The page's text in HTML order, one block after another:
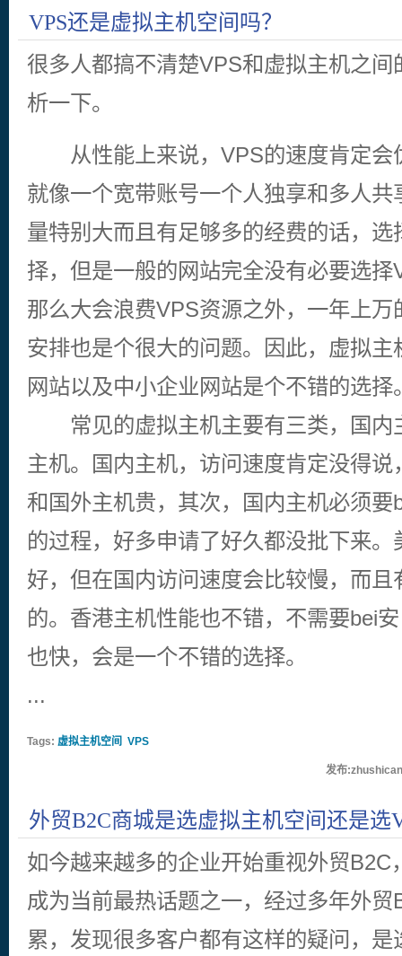
VPS还是虚拟主机空间吗？
很多人都搞不清楚VPS和虚拟主机之
析一下。
从性能上来说，VPS的速度肯定会
就像一个宽带账号一个人独享和多人
量特别大而且有足够多的经费的话，
择，但是一般的网站完全没有必要选
那么大会浪费VPS资源之外，一年上
安排也是个很大的问题。因此，虚拟
网站以及中小企业网站是个不错的选择
常见的虚拟主机主要有三类，国内
主机。国内主机，访问速度肯定没得
和国外主机贵，其次，国内主机必须要
的过程，好多申请了好久都没批下来
好，但在国内访问速度会比较慢，而
的。香港主机性能也不错，不需要bei
也快，会是一个不错的选择。
...
Tags: 虚拟主机空间 VPS
发布
外贸B2C商城是选虚拟主机空间还是选
如今越来越多的企业开始重视外贸B2C
成为当前最热话题之一，经过多年外贸
累，发现很多客户都有这样的疑问，